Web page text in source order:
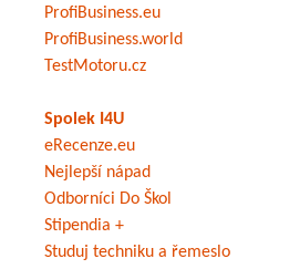
ProfiBusiness.eu
ProfiBusiness.world
TestMotoru.cz
Spolek I4U
eRecenze.eu
Nejlepší nápad
Odborníci Do Škol
Stipendia +
Studuj techniku a řemeslo